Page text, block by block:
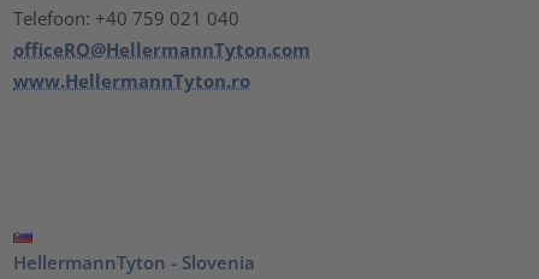
Telefoon: +40 759 021 040
officeRO@HellermannTyton.com
www.HellermannTyton.ro
HellermannTyton - Slovenia